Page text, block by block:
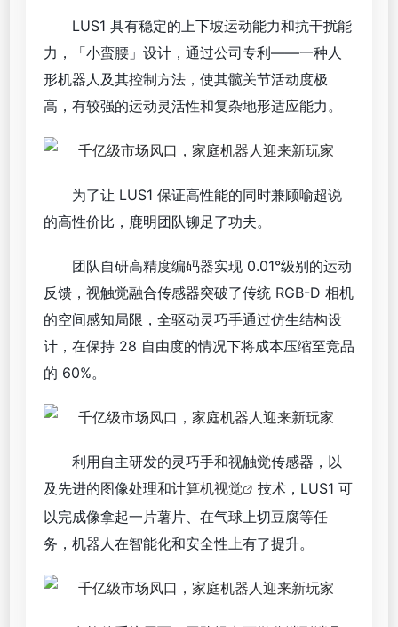
LUS1 具有稳定的上下坡运动能力和抗干扰能
力，「小蛮腰」设计，通过公司专利——一种人
形机器人及其控制方法，使其髋关节活动度极
高，有较强的运动灵活性和复杂地形适应能力。
为了让 LUS1 保证高性能的同时兼顾喻超说
的高性价比，鹿明团队铆足了功夫。
团队自研高精度编码器实现 0.01°级别的运动
反馈，视触觉融合传感器突破了传统 RGB-D 相机
的空间感知局限，全驱动灵巧手通过仿生结构设
计，在保持 28 自由度的情况下将成本压缩至竞品
的 60%。
利用自主研发的灵巧手和视触觉传感器，以
及先进的图像处理和计算机视觉
技术，LUS1 可
以完成像拿起一片薯片、在气球上切豆腐等任
务，机器人在智能化和安全性上有了提升。